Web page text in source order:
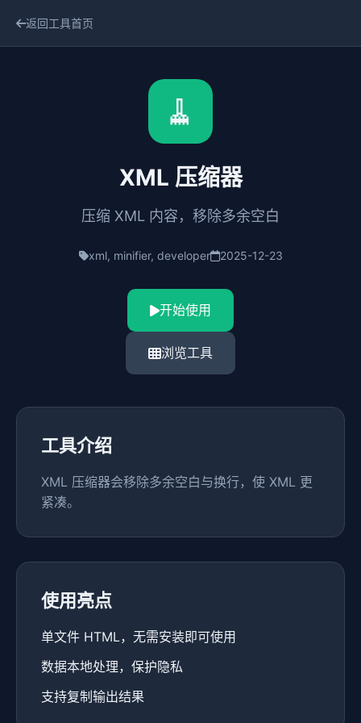
返回工具首页
🧹
XML 压缩器
压缩 XML 内容，移除多余空白
xml, minifier, developer 2025-12-23
开始使用
浏览工具
工具介绍
XML 压缩器会移除多余空白与换行，使 XML 更
紧凑。
使用亮点
单文件 HTML，无需安装即可使用
数据本地处理，保护隐私
支持复制输出结果